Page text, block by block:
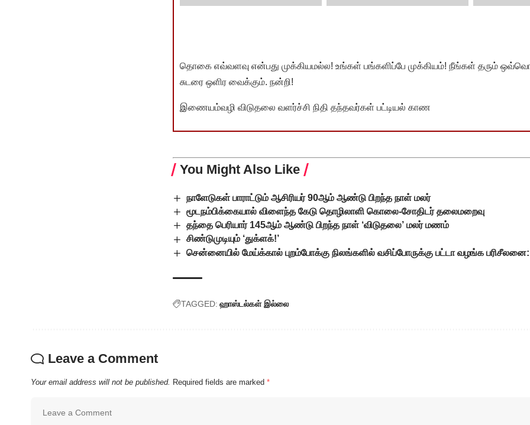
தொகை எவ்வளவு என்பது முக்கியமல்ல! உங்கள் பங்களிப்பே முக்கியம்! நீங்கள் தரும் ஒவ்வொரு
சுடரை ஒளிர வைக்கும். நன்றி!
இணையம்வழி விடுதலை வளர்ச்சி நிதி தந்தவர்கள் பட்டியல் காண
You Might Also Like
நாளேடுகள் பாராட்டும் ஆசிரியர் 90ஆம் ஆண்டு பிறந்த நாள் மலர்
மூடநம்பிக்கையால் விளைந்த கேடு தொழிலாளி கொலை-சோதிடர் தலைமறைவு
தந்தை பெரியார் 145ஆம் ஆண்டு பிறந்த நாள் ‘விடுதலை’ மலர் மணம்
சிண்டுமுடியும் ‘துக்ளக்!’
சென்னையில் மேய்க்கால் புறம்போக்கு நிலங்களில் வசிப்போருக்கு பட்டா வழங்க
TAGGED: ஹாஸ்டல்கள் இல்லை
Leave a Comment
Your email address will not be published. Required fields are marked *